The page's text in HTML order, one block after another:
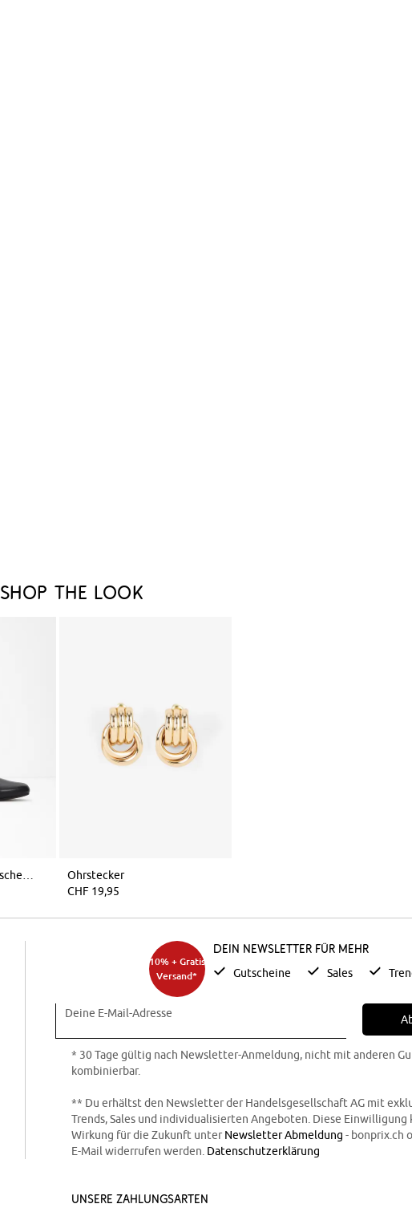
Shop the look
Ohrstecker
CHF 19,95
10% + Gratis
Versand*
Dein Newsletter für mehr
Gutscheine Sales
Deine E-Mail-Adresse
* 30 Tage gültig nach Newsletter-Anmeldung, nicht mit anderen
kombinierbar.
** Du erhältst den Newsletter der Handelsgesellschaft AG mit
Trends, Sales und individualisierten Angeboten. Diese
Wirkung für die Zukunft unterNewsletter Abmeldung - bonprix.ch
E-Mail widerrufen werden. Datenschutzerklärung
Unsere Zahlungsarten